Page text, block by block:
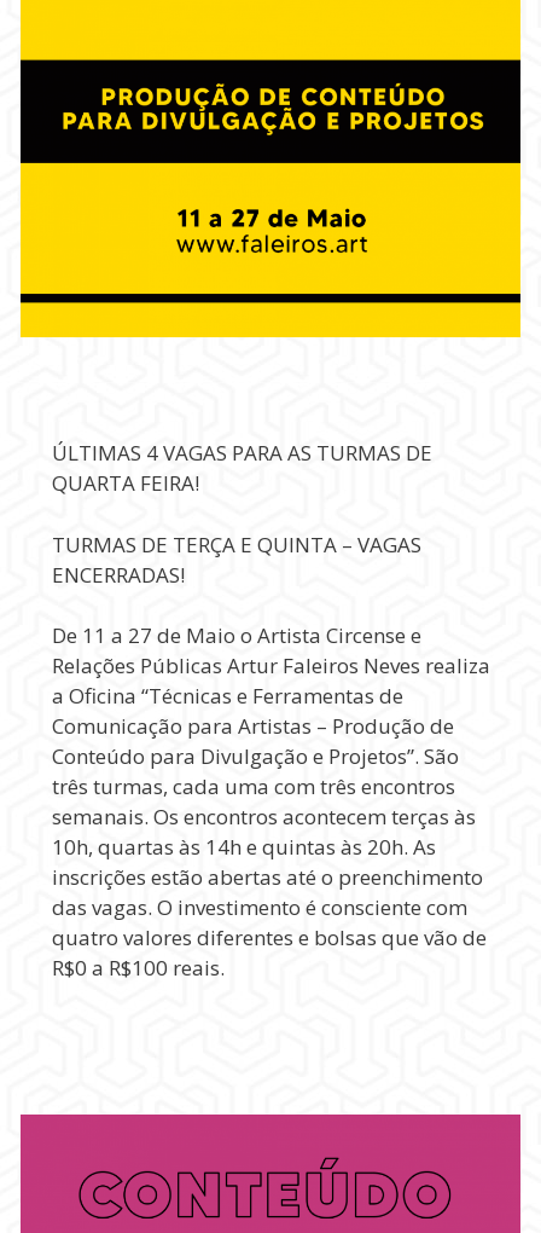
ÚLTIMAS 4 VAGAS PARA AS TURMAS DE
QUARTA FEIRA!
TURMAS DE TERÇA E QUINTA – VAGAS
ENCERRADAS!
De 11 a 27 de Maio o Artista Circense e
Relações Públicas Artur Faleiros Neves realiza
a Oficina “Técnicas e Ferramentas de
Comunicação para Artistas – Produção de
Conteúdo para Divulgação e Projetos”. São
três turmas, cada uma com três encontros
semanais. Os encontros acontecem terças às
10h, quartas às 14h e quintas às 20h. As
inscrições estão abertas até o preenchimento
das vagas. O investimento é consciente com
quatro valores diferentes e bolsas que vão de
R$0 a R$100 reais.